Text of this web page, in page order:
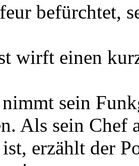
befürchtet,
wirft einen
sein
Als sein Chef
erzählt der